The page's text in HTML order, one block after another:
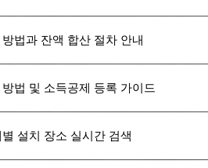
법과 잔액 합산 절차 안내
법 및 소득공제 등록 가이드
설치 장소 실시간 검색